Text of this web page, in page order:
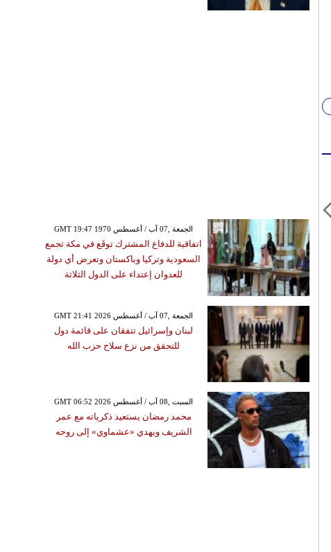
GMT 19:47 1970 الجمعة ,07 آب / أغسطس
اتفاقية للدفاع المشترك توقَع في مكة تجمع
السعودية وتركيا وباكستان وتعرض أي دولة
للعدوان إعتداء على الدول الثلاثة
GMT 21:41 2026 الجمعة ,07 آب / أغسطس
لبنان وإسرائيل تتفقان على قائمة دول
للتحقق من نزع سلاح حزب الله
GMT 06:52 2026 السبت ,08 آب / أغسطس
محمد رمضان يستعيد ذكرياته مع عمر
الشريف ويهدي «عشماوي» إلى روحه